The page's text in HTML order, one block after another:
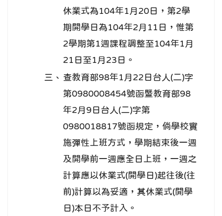
休業式為104年1月20日，第2學
期開學日為104年2月11日，惟第
2學期第1週課程調整至104年1月
21日至1月23日。
三、 查教育部98年1月22日台人(二)字
第0980008454號函暨教育部98
年2月9日台人(二)字第
0980018817號函規定，倘學校實
施彈性上班方式，學期結束後一週
及開學前一週應全日上班，一週之
計算應以休業式(開學日)起往後(往
前)計算以為妥適，其休業式(開學
日)本日不予計入。